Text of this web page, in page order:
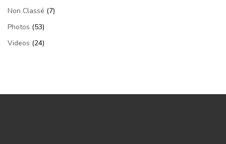
Non Classé (7)
Photos (53)
Videos (24)